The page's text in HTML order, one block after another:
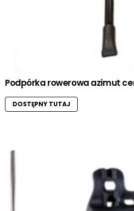
Podpórka rowerowa azimut
DOSTĘPNY TUTAJ